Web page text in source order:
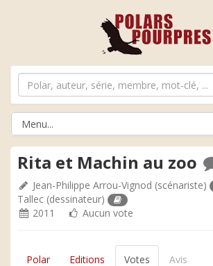
Rita et Machin au zoo
Jean-Philippe Arrou-Vignod (scénariste)
Tallec (dessinateur)
2011
Aucun vote
Polar Editions Votes Avis